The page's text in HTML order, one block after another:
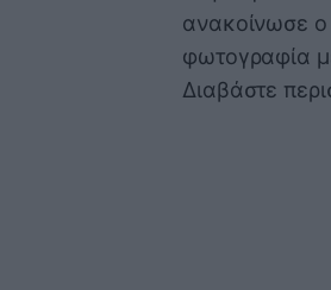
ανακοίνωσε ο
φωτογραφία
Διαβάστε